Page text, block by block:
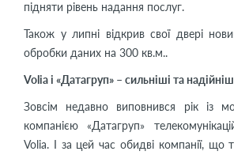
підняти рівень надання послуг.
Також у липні відкрив свої двері
обробки даних на 300 кв.м..
Volia і «Датагруп» – сильніші та
Зовсім недавно виповнився рік із
компанією «Датагруп»
Volia. І за цей час обидві компанії, що